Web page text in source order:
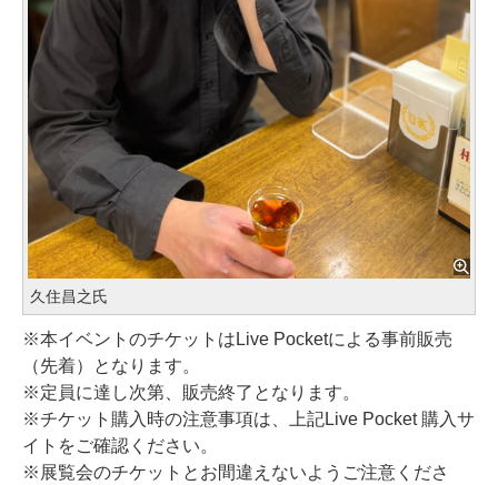
久住昌之氏
※本イベントのチケットはLive Pocketによる事前販売
（先着）となります。
※定員に達し次第、販売終了となります。
※チケット購入時の注意事項は、上記Live Pocket 購入サ
イトをご確認ください。
※展覧会のチケットとお間違えないようご注意くださ